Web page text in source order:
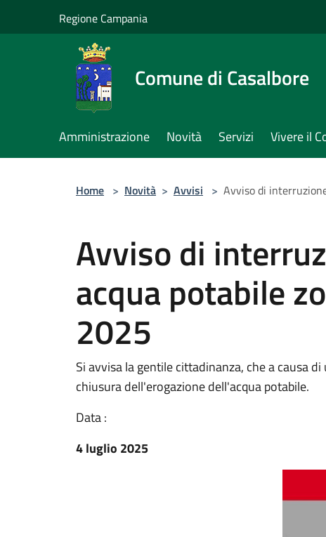
Regione Campania
Comune di Casalbore
Amministrazione Novità Servizi Vivere il
Home > Novità > Avvisi > Avviso di
Avviso di
acqua potabile
2025
Si avvisa la gentile cittadinanza, che a causa
chiusura dell'erogazione dell'acqua potabile.
Data :
4 luglio 2025